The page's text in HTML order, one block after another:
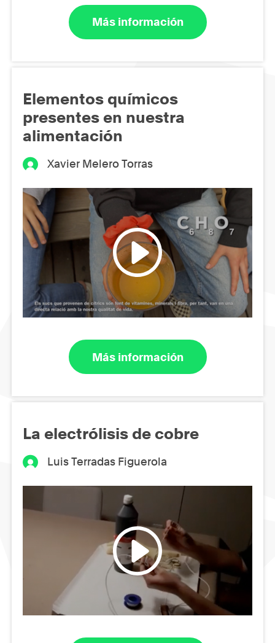
Más información
Elementos químicos
presentes en nuestra
alimentación
Xavier Melero Torras
Más información
La electrólisis de cobre
Luis Terradas Figuerola